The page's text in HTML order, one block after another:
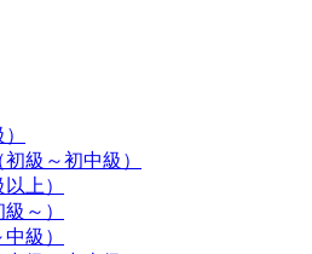
級～初中級）
上）
～）
級）